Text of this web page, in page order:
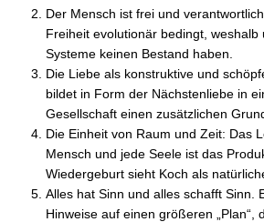
Der Mensch ist frei und
Freiheit evolutionär bedingt, weshalb
Systeme keinen Bestand haben.
Die Liebe als kon­struk­tive und
bildet in Form der Nächstenliebe in
Gesellschaft einen zusätzlichen
Die Einheit von Raum und Zeit: Das
Mensch und jede Seele ist das
Wiedergeburt sieht Koch als
Alles hat Sinn und alles schafft Sinn.
Hinweise auf einen größeren „Plan“,